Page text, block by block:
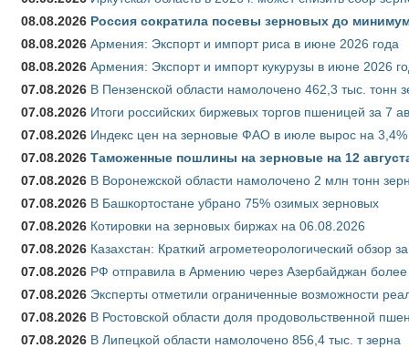
08.08.2026 Россия сократила посевы зерновых до
08.08.2026 Армения: Экспорт и импорт риса в июне 2026 года
08.08.2026 Армения: Экспорт и импорт кукурузы в июне 2026
07.08.2026 В Пензенской области намолочено 462,3 тыс. тонн
07.08.2026 Итоги российских биржевых торгов пшеницей за 7
07.08.2026 Индекс цен на зерновые ФАО в июле вырос на 3,4%
07.08.2026 Таможенные пошлины на зерновые на 12
07.08.2026 В Воронежской области намолочено 2 млн тонн
07.08.2026 В Башкортостане убрано 75% озимых зерновых
07.08.2026 Котировки на зерновых биржах на 06.08.2026
07.08.2026 Казахстан: Краткий агрометеорологический обзор
07.08.2026 РФ отправила в Армению через Азербайджан более
07.08.2026 Эксперты отметили ограниченные возможности
07.08.2026 В Ростовской области доля продовольственной
07.08.2026 В Липецкой области намолочено 856,4 тыс. т зерна